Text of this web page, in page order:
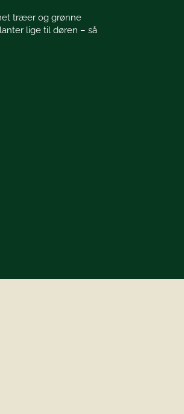
træer og grønne
lige til døren – så